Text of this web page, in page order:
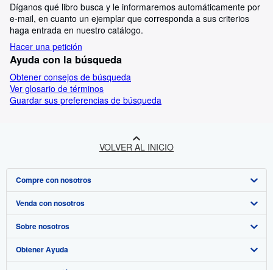
Díganos qué libro busca y le informaremos automáticamente por
e-mail, en cuanto un ejemplar que corresponda a sus criterios
haga entrada en nuestro catálogo.
Hacer una petición
Ayuda con la búsqueda
Obtener consejos de búsqueda
Ver glosario de términos
Guardar sus preferencias de búsqueda
VOLVER AL INICIO
Compre con nosotros
Búsqueda avanzada
Colecciones
Mi cuenta
Venda con nosotros
Comenzar a vender
Únase a nuestro programa de afiliados
Sobre nosotros
Sobre IberLibro
Obtener Ayuda